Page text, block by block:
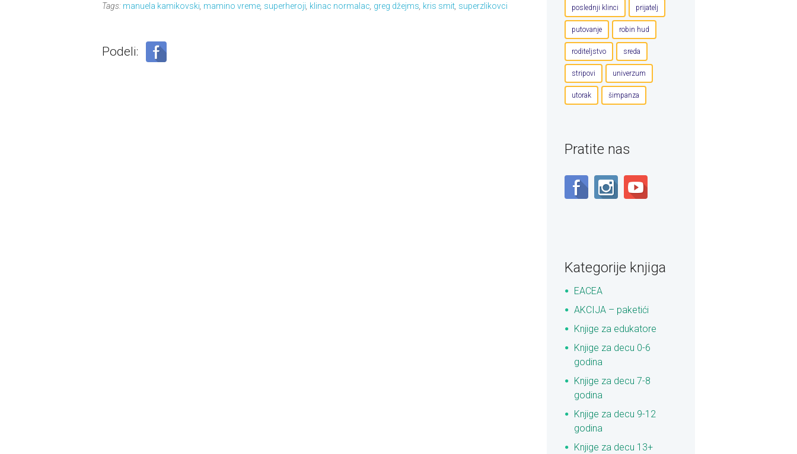
Tags: manuela kamikovski mamino vreme superheroji klinac normalac greg džejms kris smit superzlikovci
Podeli:
poslednji klinci prijatelj
putovanje robin hud
roditeljstvo sreda
stripovi univerzum
utorak šimpanza
Pratite nas
Kategorije knjiga
EACEA
AKCIJA – paketići
Knjige za edukatore
Knjige za decu 0-6
godina
Knjige za decu 7-8
godina
Knjige za decu 9-12
godina
Knjige za decu 13+